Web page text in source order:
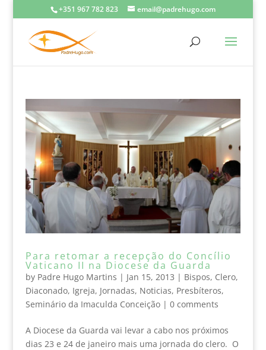
+351 967 782 823 email@padrehugo.com
Para retomar a recepção do Concílio
Vaticano II na Diocese da Guarda
by Padre Hugo Martins | Jan 15, 2013 | Bispos, Clero,
Diaconado, Igreja, Jornadas, Noticias, Presbíteros,
Seminário da Imaculda Conceição| 0 comments
A Diocese da Guarda vai levar a cabo nos próximos
dias 23 e 24 de janeiro mais uma jornada do clero. O